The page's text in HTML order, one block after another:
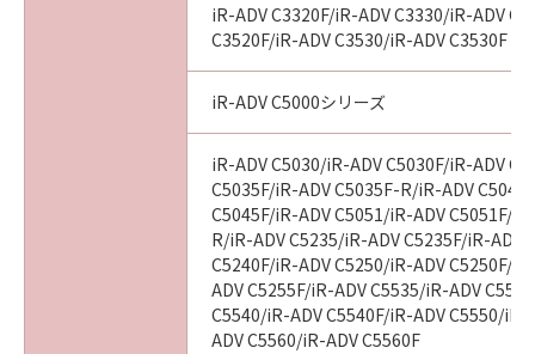
AGREEMENT IS THE COMPLETE AND
EXCLUSIVE STATEMENT OF AGREEMENT
BETWEEN YOU AND CANON CONCERNING
THE SUBJECT MATTER HEREOF AND
SUPERSEDES ALL PROPOSALS OR PRIOR
AGREEMENTS, VERBAL OR WRITTEN, AND
ANY OTHER COMMUNICATIONS BETWEEN
YOU AND CANON RELATING TO THE
SUBJECT MATTER HEREOF. NO AMENDMENT
TO THIS AGREEMENT SHALL BE EFFECTIVE
UNLESS SIGNED BY A DULY AUTHORISED
REPRESENTATIVE OF CANON.
iR-ADV C3320F/iR-ADV C3330/iR-ADV
C3520F/iR-ADV C3530/iR-ADV C3530F
iR-ADV C5000シリーズ
iR-ADV C5030/iR-ADV C5030F/iR-ADV
C5035F/iR-ADV C5035F-R/iR-ADV
C5045F/iR-ADV C5051/iR-ADV C5051F/
R/iR-ADV C5235/iR-ADV C5235F/iR-ADV
C5240F/iR-ADV C5250/iR-ADV C5250F/
ADV C5255F/iR-ADV C5535/iR-ADV
C5540/iR-ADV C5540F/iR-ADV C5550/iR-
ADV C5560/iR-ADV C5560F